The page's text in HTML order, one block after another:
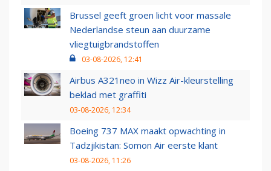
Brussel geeft groen licht voor massale
Nederlandse steun aan duurzame
vliegtuigbrandstoffen
03-08-2026, 12:41
Airbus A321neo in Wizz Air-kleurstelling
beklad met graffiti
03-08-2026, 12:34
Boeing 737 MAX maakt opwachting in
Tadzjikistan: Somon Air eerste klant
03-08-2026, 11:26